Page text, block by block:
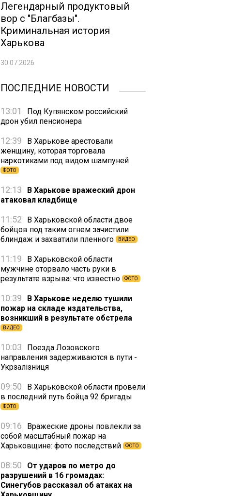
Легендарный продуктовый
вор с "Благбазы".
Криминальная история
Харькова
30.07.2026
ПОСЛЕДНИЕ НОВОСТИ
13:01
Под Купянском российский
дрон убил пенсионера
12:39
В Харькове арестовали
женщину, которая торговала
наркотиками под видом шампуней
ФОТО
12:13
В Харькове вражеский дрон
атаковал кладбище
11:52
В Харьковской области двое
бойцов под таким огнем зачистили
блиндаж и захватили пленного
ВИДЕО
11:19
В Харьковской области
мужчине оторвало часть руки в
результате взрыва: что известно
ФОТО
10:39
В Харькове неделю тушили
пожар на складе издательства,
возникший в результате обстрела
ВИДЕО
10:03
Поезда Лозовского
направления задерживаются в пути -
Укрзалізниця
09:50
В Харьковской области провели
в последний путь бойца 92 бригады
ФОТО
09:16
Вражеские дроны повлекли за
собой масштабный пожар на
Харьковщине: фото последствий
ФОТО
08:50
От ударов по метро до
разрушений в 16 громадах:
Синегубов рассказал об атаках на